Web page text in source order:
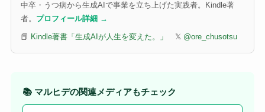
中卒・うつ病から生成AIで事業を立ち上げた実践者。Kindle著
者。 プロフィール詳細 →
📕 Kindle著書「生成AIが人生を変えた。」 𝕏 @ore_chusotsu
📚 マルヒデの関連メディアもチェック